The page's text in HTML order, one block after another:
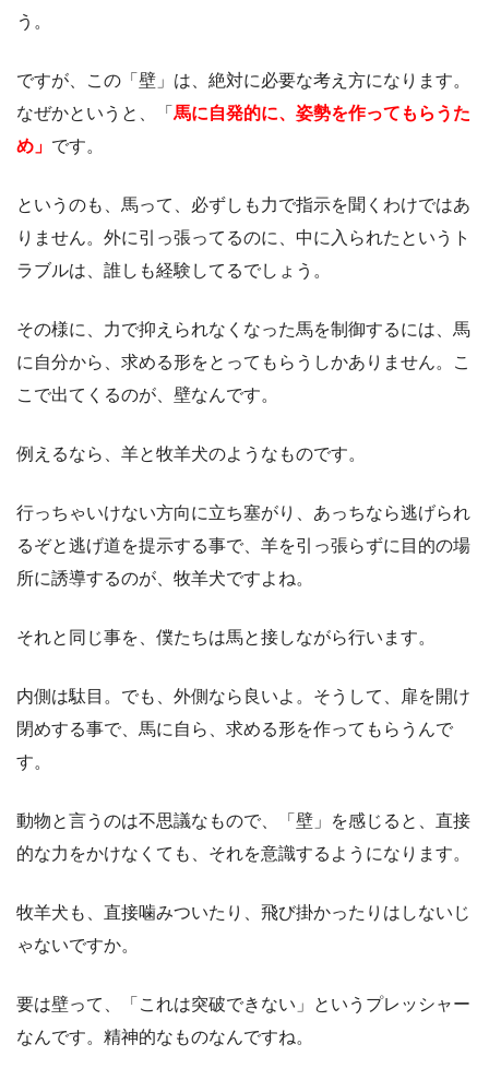
う。
ですが、この「壁」は、絶対に必要な考え方になります。
なぜかというと、「 馬に自発的に、姿勢を作ってもらうた
め」 です。
というのも、馬って、必ずしも力で指示を聞くわけではあ
りません。外に引っ張ってるのに、中に入られたというト
ラブルは、誰しも経験してるでしょう。
その様に、力で抑えられなくなった馬を制御するには、馬
に自分から、求める形をとってもらうしかありません。こ
こで出てくるのが、壁なんです。
例えるなら、羊と牧羊犬のようなものです。
行っちゃいけない方向に立ち塞がり、あっちなら逃げられ
るぞと逃げ道を提示する事で、羊を引っ張らずに目的の場
所に誘導するのが、牧羊犬ですよね。
それと同じ事を、僕たちは馬と接しながら行います。
内側は駄目。でも、外側なら良いよ。そうして、扉を開け
閉めする事で、馬に自ら、求める形を作ってもらうんで
す。
動物と言うのは不思議なもので、「壁」を感じると、直接
的な力をかけなくても、それを意識するようになります。
牧羊犬も、直接噛みついたり、飛び掛かったりはしないじ
ゃないですか。
要は壁って、「これは突破できない」というプレッシャー
なんです。精神的なものなんですね。